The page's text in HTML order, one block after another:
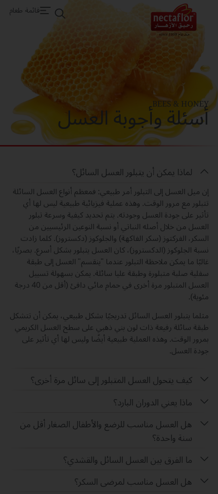
قائمة طعام
BEES & HONEY
أسئلة وأجوبة العسل
لماذا يمكن أن يتبلور العسل السائل؟
إن ميل العسل إلى التبلور أمر طبيعي: فمعظم أنواع العسل السائلة
تتبلور مع مرور الوقت. وهذه عملية فيزيائية طبيعية ليس لها أي
تأثير على جودة العسل وجودته. يتم تحديد كيفية وسرعة تبلور
العسل من خلال أصله النباتي أو نسبة النوعين الرئيسيين من
السكر، الفركتوز (سكر الفاكهة) والجلوكوز (دكستروز). كلما زادت
نسبة الجلوكوز (الدكستروز)، كان العسل يتبلور بشكل أسرع. بصريًا،
غالبًا ما يمكن ملاحظة التبلور عندما "ينقسم" العسل إلى طبقة
سفلية صلبة متبلورة وطبقة عليا سائلة. يمكن بسهولة تسييل
العسل المتبلور مرة أخرى في حمام مائي دافئ (أقل من 40 درجة
مئوية).
مثلما يتبلور العسل السائل تدريجيًا بشكل طبيعي، يمكن أن تتشكل
طبقة سائلة رفيعة ذات لون بني ذهبي على سطح العسل الكريمي
بمرور الوقت. وهذه العملية طبيعية أيضًا وليس لها أي تأثير على
جودة العسل.
كيف يتحول العسل المتبلور إلى سائل مرة أخرى؟
ماذا يعني الدوران البارد؟
هل العسل مناسب للرضع والأطفال الصغار أقل من
سنة واحدة؟
ما الفرق بين العسل السائل والقشدي؟
هل العسل مناسب لمرضى السكر؟